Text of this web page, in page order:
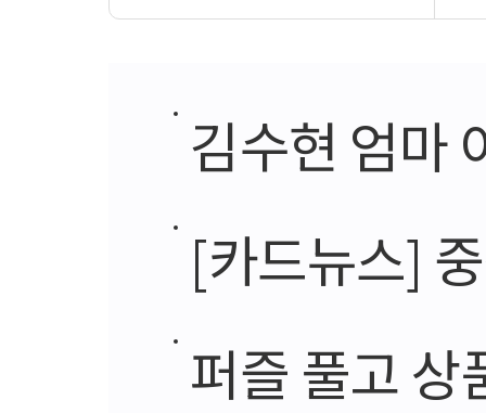
김수현 엄마
[카드뉴스]
퍼즐 풀고 상